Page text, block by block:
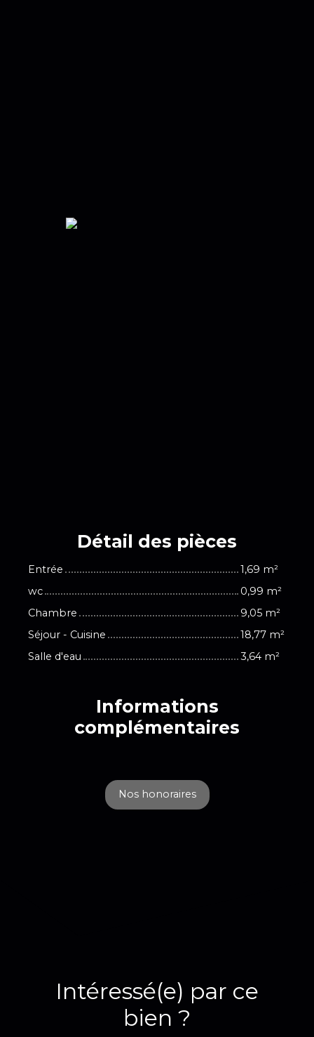
Détail des pièces
Entrée
1,69 m²
wc
0,99 m²
Chambre
9,05 m²
Séjour - Cuisine
18,77 m²
Salle d'eau
3,64 m²
Informations
complémentaires
Nos honoraires
Intéressé(e) par ce
bien ?